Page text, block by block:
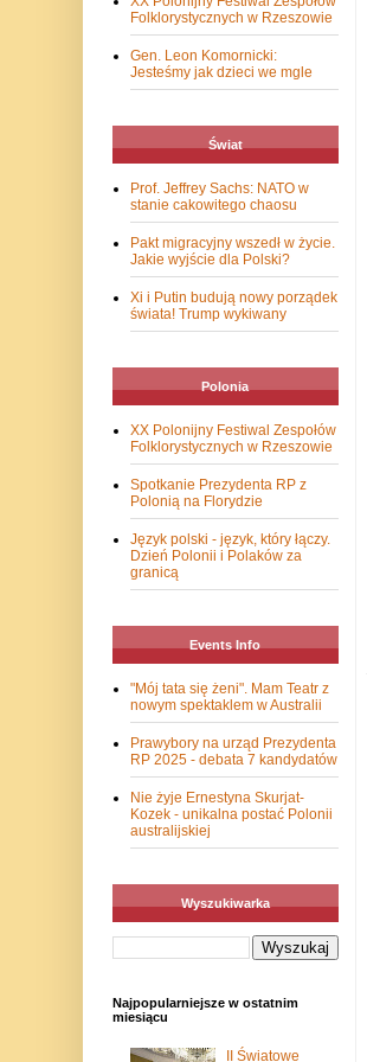
Folklorystycznych w Rzeszowie
Gen. Leon Komornicki:
Jesteśmy jak dzieci we mgle
Świat
Prof. Jeffrey Sachs: NATO w
stanie cakowitego chaosu
Pakt migracyjny wszedł w życie.
Jakie wyjście dla Polski?
Xi i Putin budują nowy porządek
świata! Trump wykiwany
Polonia
XX Polonijny Festiwal Zespołów
Folklorystycznych w Rzeszowie
Spotkanie Prezydenta RP z
Polonią na Florydzie
Język polski - język, który łączy.
Dzień Polonii i Polaków za
granicą
Events Info
"Mój tata się żeni". Mam Teatr z
nowym spektaklem w Australii
Prawybory na urząd Prezydenta
RP 2025 - debata 7 kandydatów
Nie żyje Ernestyna Skurjat-
Kozek - unikalna postać Polonii
australijskiej
Wyszukiwarka
Najpopularniejsze w ostatnim
miesiącu
II Światowe